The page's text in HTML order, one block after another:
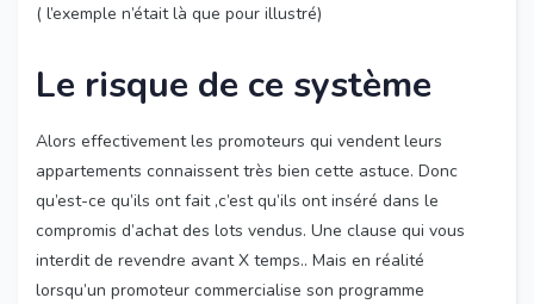
( l’exemple n’était là que pour illustré)
Le risque de ce système
Alors effectivement les promoteurs qui vendent leurs
appartements connaissent très bien cette astuce. Donc
qu’est-ce qu’ils ont fait ,c’est qu’ils ont inséré dans le
compromis d’achat des lots vendus. Une clause qui vous
interdit de revendre avant X temps.. Mais en réalité
lorsqu’un promoteur commercialise son programme